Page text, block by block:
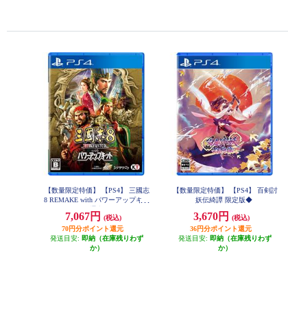
【数量限定特価】 【PS4】 三國志
8 REMAKE with パワーアップキッ
7,067円
(税込)
70円分ポイント還元
発送目安: 即納（在庫残りわず
か）
【数量限定特価】 【PS4】 百剣討
妖伝綺譚 限定版◆
3,670円
(税込)
36円分ポイント還元
発送目安: 即納（在庫残りわず
か）